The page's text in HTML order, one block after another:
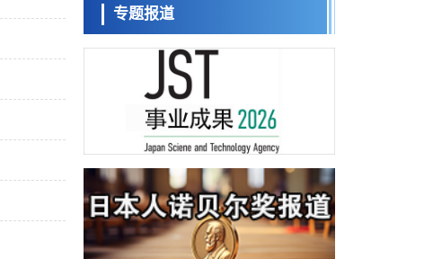
日本学术会议：为保持土壤健康应采取哪些
措施？探讨土壤保护与强化的具体对策
科学研究
大阪大学开发基于水氢键网络的温度预测新
方法，AI从分子排列信息中高精度解读
【AI法上篇】如何对“将人生交给AI”保持危机
感——中央大学平野晋教授专访
庆应义塾大学阐明脑内“游击手”小胶质细胞包
裹保护受损神经细胞的机制，有望用于开发
阿尔茨海默病等疾病疗法
科学研究
日本东北大学与横滨橡胶全球首次从纳米尺
度揭示橡胶—黄铜粘接界面劣化抑制机制，
为提升轮胎安全性与耐久性的材料设计开辟
道路
科学研究
近畿大学等发现植物染料“日本茜”的红色成分
专题报道